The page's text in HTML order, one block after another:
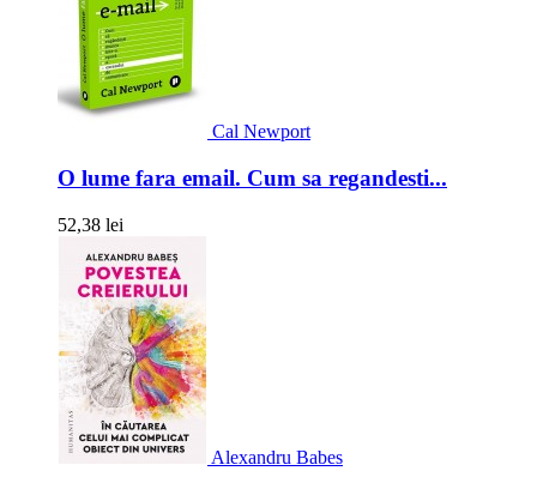
Cal Newport
O lume fara email. Cum sa regandesti...
52,38 lei
Alexandru Babes